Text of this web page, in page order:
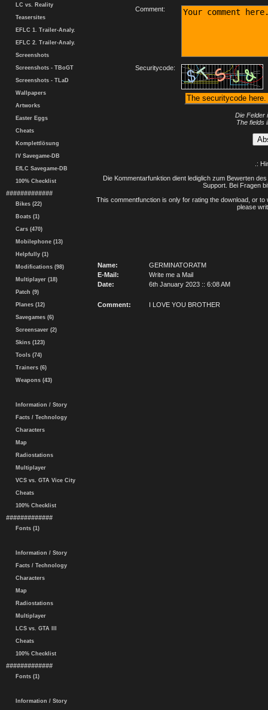
LC vs. Reality
Teasersites
EFLC 1. Trailer-Analy.
EFLC 2. Trailer-Analy.
Screenshots
Screenshots - TBoGT
Screenshots - TLaD
Wallpapers
Artworks
Easter Eggs
Cheats
Komplettlösung
IV Savegame-DB
EfLC Savegame-DB
100% Checklist
#############
Bikes (22)
Boats (1)
Cars (470)
Mobilephone (13)
Helpfully (1)
Modifications (98)
Multiplayer (18)
Patch (9)
Planes (12)
Savegames (6)
Screensaver (2)
Skins (123)
Tools (74)
Trainers (6)
Weapons (43)
Information / Story
Facts / Technology
Characters
Map
Radiostations
Multiplayer
VCS vs. GTA Vice City
Cheats
100% Checklist
#############
Fonts (1)
Information / Story
Facts / Technology
Characters
Map
Radiostations
Multiplayer
LCS vs. GTA III
Cheats
100% Checklist
#############
Fonts (1)
Information / Story
Comment:
Securitycode:
Die Felder
The fields
.:
Die Kommentarfunktion dient lediglich zum Bewerten
Support. Bei Fragen
This commentfunction is only for rating the download, or
please
Name:
GERMINATORATM
E-Mail:
Write me a Mail
Date:
6th January 2023 :: 6:08 AM
Comment: I LOVE YOU BROTHER